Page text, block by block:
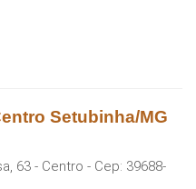
Setubinha/MG
63 - Centro - Cep: 39688-